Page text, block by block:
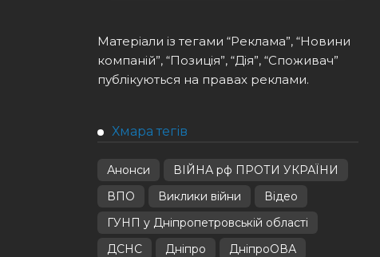
Матеріали із тегами “Реклама”, “Новини
компаній”, “Позиція”, “Дія”, “Споживач”
публікуються на правах реклами.
Хмара тегів
Анонси
ВІЙНА рф ПРОТИ УКРАЇНИ
ВПО
Виклики війни
Відео
ГУНП у Дніпропетровській області
ДСНС
Дніпро
ДніпроОВА